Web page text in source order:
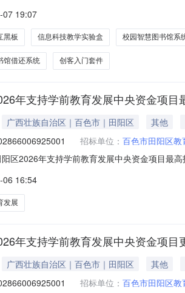
容更正后内容1原招标文件第二章采购需求“
07 19:07
黑板 信息科技教学实验盒 校园智慧图书馆系
馆借还系统 创客入门套件
年支持学前教育发展中央资金项目
广西壮族自治区｜百色市｜田阳区
其他
招标单位： 百色市田阳区教
区2026年支持学前教育发展中央资金项目最
止时间、开标时间：2026年8月14日09时30
06 16:54
发展
年支持学前教育发展中央资金项目
广西壮族自治区｜百色市｜田阳区
其他
招标单位： 百色市田阳区教